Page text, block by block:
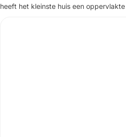
heeft het kleinste huis een